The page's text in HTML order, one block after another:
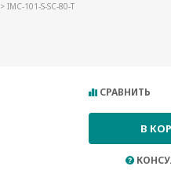
> IMC-101-S-SC-80-T
СРАВНИТЬ
В